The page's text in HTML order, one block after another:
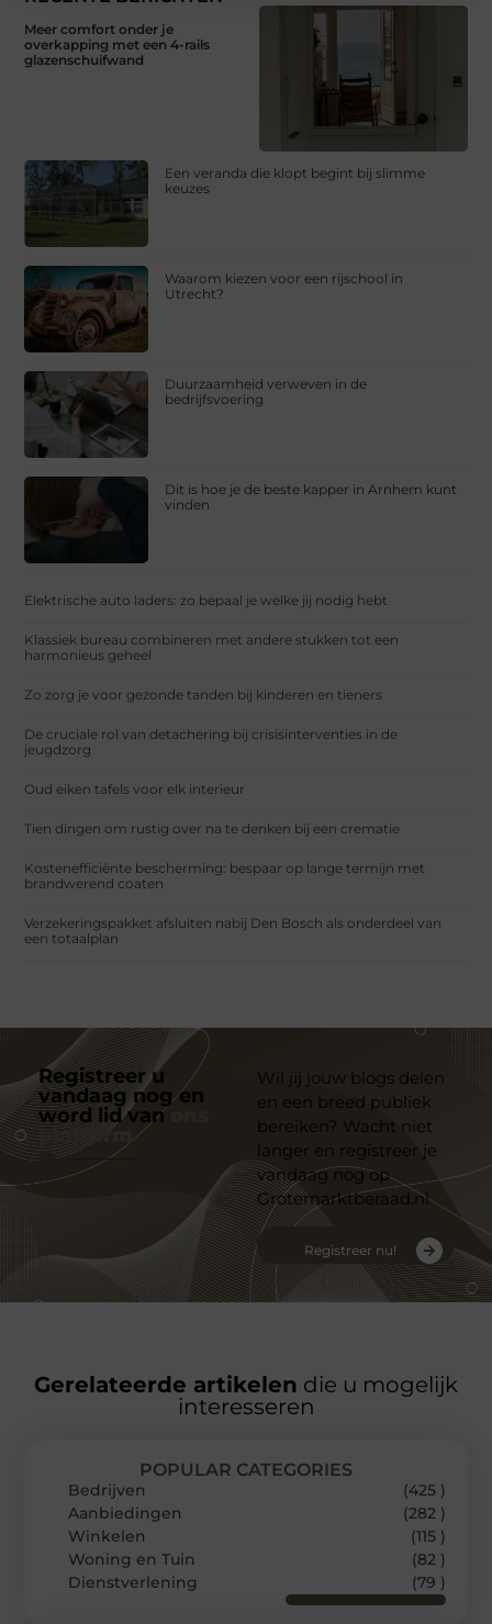
Meer comfort onder je
overkapping met een 4-rails
glazenschuifwand
Een veranda die klopt begint bij slimme
keuzes
Waarom kiezen voor een rijschool in
Utrecht?
Duurzaamheid verweven in de
bedrijfsvoering
Dit is hoe je de beste kapper in Arnhem kunt
vinden
Elektrische auto laders: zo bepaal je welke jij nodig hebt
Klassiek bureau combineren met andere stukken tot een
harmonieus geheel
Zo zorg je voor gezonde tanden bij kinderen en tieners
De cruciale rol van detachering bij crisisinterventies in de
jeugdzorg
Oud eiken tafels voor elk interieur
Tien dingen om rustig over na te denken bij een crematie
Kostenefficiënte bescherming: bespaar op lange termijn met
brandwerend coaten
Verzekeringspakket afsluiten nabij Den Bosch als onderdeel van
een totaalplan
Registreer u
vandaag nog en
word lid van
platform
Wil jij jouw blogs delen
en een breed publiek
bereiken? Wacht niet
langer en registreer je
vandaag nog op
Grotemarktberaad.nl
Registreer nu!
Gerelateerde artikelen die u mogelijk
interesseren
POPULAR CATEGORIES
Bedrijven
(425 )
Aanbiedingen
(282 )
Winkelen
(115 )
Woning en Tuin
(82 )
Dienstverlening
(79 )